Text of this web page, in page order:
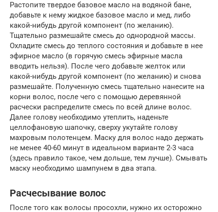
Растопите твердое базовое масло на водяной бане,
добавьте к нему жидкое базовое масло и мед, либо
какой-нибудь другой компонент (по желанию).
Тщательно размешайте смесь до однородной массы.
Охладите смесь до теплого состояния и добавьте в нее
эфирное масло (в горячую смесь эфирные масла
вводить нельзя). После чего добавьте желток или
какой-нибудь другой компонент (по желанию) и снова
размешайте. Полученную смесь тщательно нанесите на
корни волос, после чего с помощью деревянной
расчески распределите смесь по всей длине волос.
Далее голову необходимо утеплить, наденьте
целлофановую шапочку, сверху укутайте голову
махровым полотенцем. Маску для волос надо держать
не менее 40-60 минут в идеальном варианте 2-3 часа
(здесь правило такое, чем дольше, тем лучше). Смывать
маску необходимо шампунем в два этапа.
Расчесывание волос
После того как волосы просохли, нужно их осторожно